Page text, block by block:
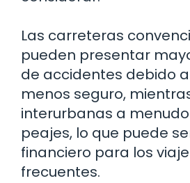
Las carreteras
pueden presentar
de accidentes debido
menos seguro,
interurbanas a
peajes, lo que puede
financiero para los
frecuentes.